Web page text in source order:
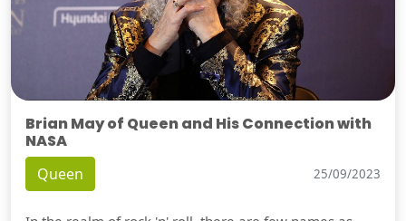
Brian May of Queen and His Connection with
NASA
Queen 25/09/2023